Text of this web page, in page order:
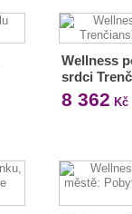
Wellness
srdci
8 362 Kč